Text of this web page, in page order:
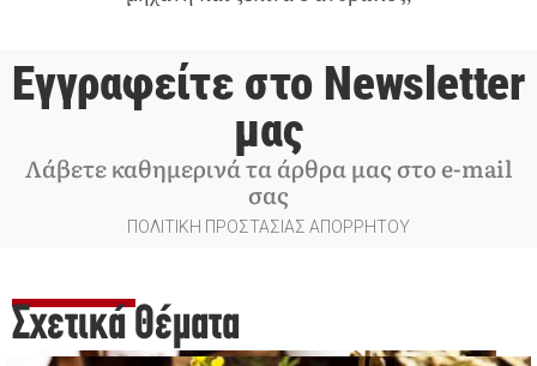
Εγγραφείτε στο Newsletter
μας
Λάβετε καθημερινά τα άρθρα μας στο e-mail
σας
ΠΟΛΙΤΙΚΗ ΠΡΟΣΤΑΣΙΑΣ ΑΠΟΡΡΗΤΟΥ
Σχετικά Θέματα